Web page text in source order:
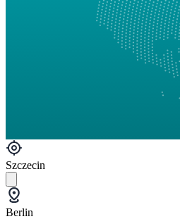
Szczecin
Berlin